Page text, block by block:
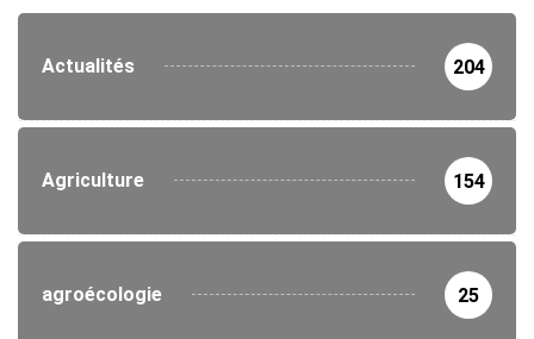
Actualités 204
Agriculture 154
agroécologie 25